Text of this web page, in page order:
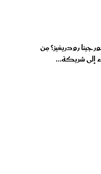
رودريغيز؟ مِن
إلى شريكة...